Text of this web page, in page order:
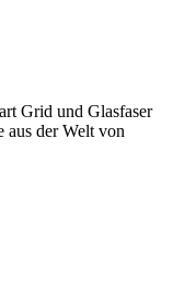
Grid und Glasfaser
aus der Welt von